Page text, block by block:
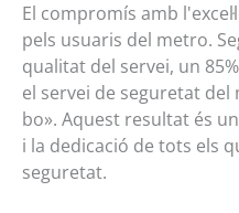
El compromís amb
pels usuaris del metro.
qualitat del servei, un
el servei de seguretat
bo». Aquest resultat és
i la dedicació de tots els
seguretat.